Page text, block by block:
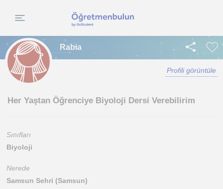
Rabia
Profili görüntüle
Her Yaştan Öğrenciye Biyoloji Dersi Verebilirim
Sınıfları
Biyoloji
Nerede
Samsun Sehri (Samsun)